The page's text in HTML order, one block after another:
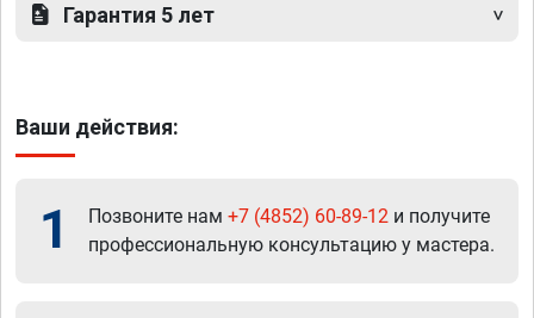
Гарантия 5 лет
Ваши действия:
1 Позвоните нам +7 (4852) 60-89-12 и получите
профессиональную консультацию у мастера.